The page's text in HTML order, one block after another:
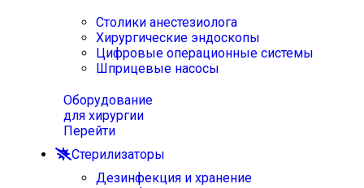
Столики анестезиолога
Хирургические эндоскопы
Цифровые операционные системы
Шприцевые насосы
Оборудование
для хирургии
Перейти
Стерилизаторы
Дезинфекция и хранение